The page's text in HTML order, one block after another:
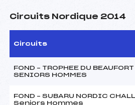
Circuits Nordique 2014
Circuits
FOND – TROPHEE DU
SENIORS HOMMES
FOND – SUBARU NORDIC
Seniors Hommes